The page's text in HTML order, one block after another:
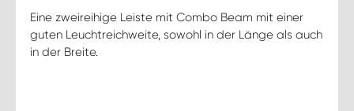
Eine zweireihige Leiste mit Combo Beam mit einer
guten Leuchtreichweite, sowohl in der Länge als auch
in der Breite.